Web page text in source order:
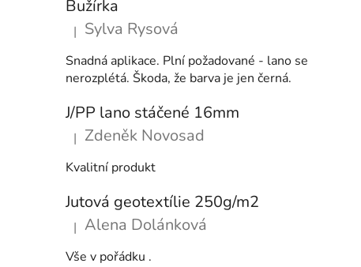
Bužírka
Hodnocení produktu je 5 z 5 hvězdiček.
| Sylva Rysová
Snadná aplikace. Plní požadované - lano se
nerozplétá. Škoda, že barva je jen černá.
J/PP lano stáčené 16mm
Hodnocení produktu je 5 z 5 hvězdiček.
| Zdeněk Novosad
Kvalitní produkt
Jutová geotextílie 250g/m2
Hodnocení produktu je 5 z 5 hvězdiček.
| Alena Dolánková
Vše v pořádku .